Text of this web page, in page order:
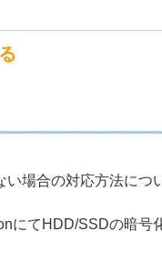
場合の対応方法につ
てHDD/SSDの暗